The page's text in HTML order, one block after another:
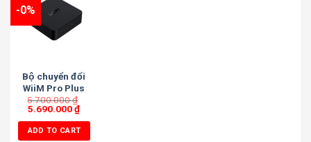
-0%
Bộ chuyển đổi
WiiM Pro Plus
5.700.000₫
5.690.000₫
ADD TO CART